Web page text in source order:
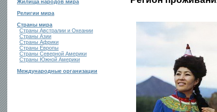
Жилища народов мира
Религии мира
Страны мира
Страны Австралии и Океании
Страны Азии
Страны Африки
Страны Европы
Страны Северной Америки
Страны Южной Америки
Международные организации